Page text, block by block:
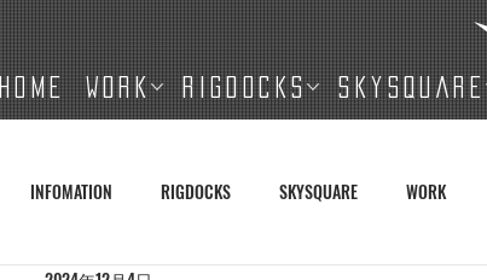
HOME WORK RIGDOCKS SKYSQUARE
INFOMATION RIGDOCKS SKYSQUARE WORK